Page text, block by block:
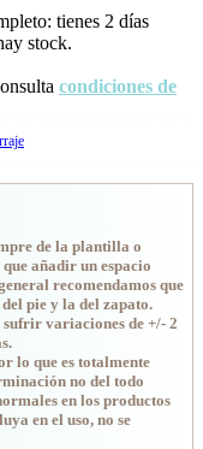
tienes 2 días
stock.
condiciones de
de la plantilla o
añadir un espacio
recomendamos que
pie y la del zapato.
sufrir variaciones de +/- 2
lo que es totalmente
no del todo
en los productos
en el uso, no se